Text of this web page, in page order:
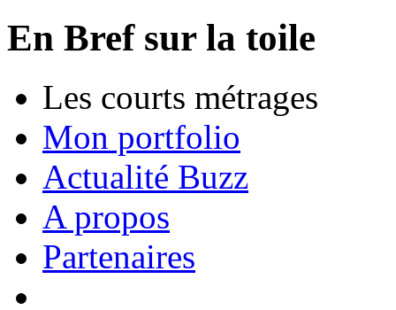
En Bref sur la toile
Les courts métrages
Mon portfolio
Actualité Buzz
A propos
Partenaires